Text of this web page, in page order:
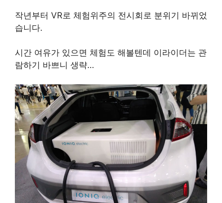
작년부터 VR로 체험위주의 전시회로 분위기 바뀌었
습니다.
시간 여유가 있으면 체험도 해볼텐데 이라이더는 관
람하기 바쁘니 생략…